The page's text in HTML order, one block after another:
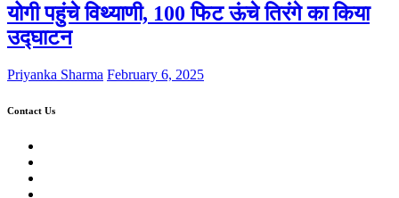
योगी पहुंचे विथ्याणी, 100 फिट ऊंचे तिरंगे का किया
उद्घाटन
Priyanka Sharma February 6, 2025
Contact Us